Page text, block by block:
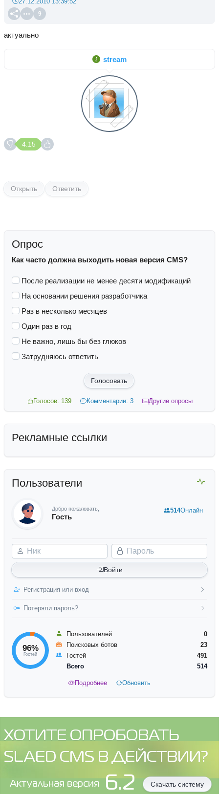
9
актуально
stream
4.15
Открыть Ответить
Опрос
Как часто должна выходить новая версия CMS?
После реализации не менее десяти модификаций
На основании решения разработчика
Раз в несколько месяцев
Один раз в год
Не важно, лишь бы без глюков
Затрудняюсь ответить
Голосовать
Голосов: 139 Комментарии: 3 Другие опросы
Рекламные ссылки
Пользователи
Добро пожаловать,
Гость
Ник Пароль
Войти
Регистрация или вход
Потеряли пароль?
514Онлайн
96%
Гостей
Пользователей
0
Поисковых ботов
23
Гостей
491
Всего
514
Подробнее Обновить
ХОТИТЕ ОПРОБОВАТЬ
SLAED CMS В ДЕЙСТВИИ?
Aктуальная версия 6.2 Скачать систему